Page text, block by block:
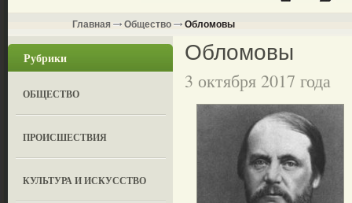
Главная Общество Обломовы
Рубрики
ОБЩЕСТВО
ПРОИСШЕСТВИЯ
КУЛЬТУРА И ИСКУССТВО
Обломовы
3 октября 2017 года